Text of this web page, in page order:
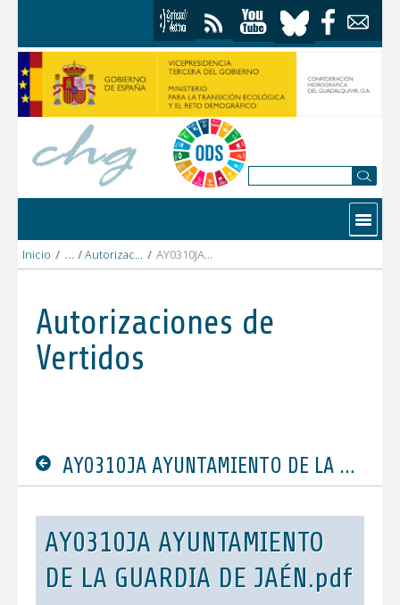
Contactar
Inicio / Autorizaciones Vertidos / AY0310JA AYUNTAMIENTO DE LA GUARDIA DE JAÉN.pdf
Autorizaciones de
Vertidos
AY0310JA AYUNTAMIENTO DE LA GUARDIA DE JAÉN.pdf
AY0310JA AYUNTAMIENTO
DE LA GUARDIA DE JAÉN.pdf